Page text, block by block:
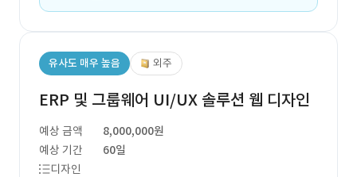
유사도 매우 높음 외주
ERP 및 그룹웨어 UI/UX 솔루션 웹 디자인
예상 금액
8,000,000원
예상 기간
60일
디자인